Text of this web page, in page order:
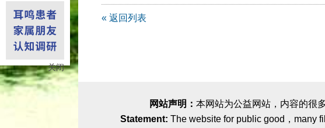
关闭
« 返回列表
网站声明： 本网站为公益网站，内容的很
Statement: The website for public good，many